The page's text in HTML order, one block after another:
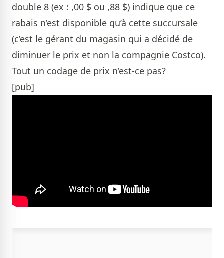
double 8 (ex : ,00 $ ou ,88 $) indique que ce
rabais n’est disponible qu’à cette succursale
(c’est le gérant du magasin qui a décidé de
diminuer le prix et non la compagnie Costco).
Tout un codage de prix n’est-ce pas?
[pub]